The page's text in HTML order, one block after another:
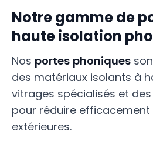
Notre gamme de
haute isolation
Nos portes phoniques
des matériaux isolants à
vitrages spécialisés et
pour réduire efficacement
extérieures.